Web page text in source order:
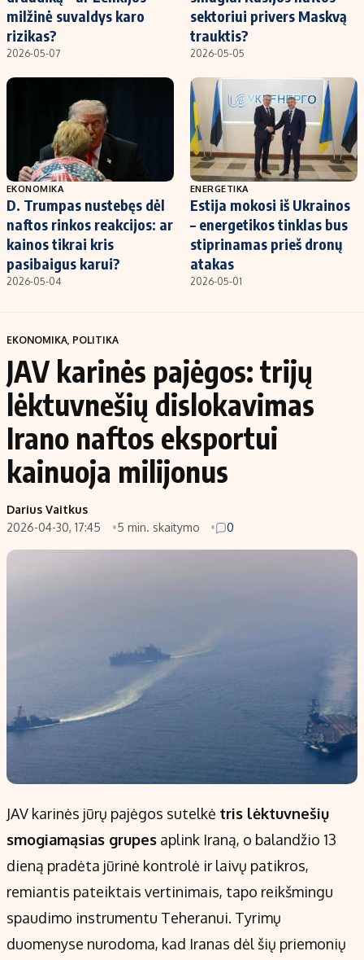
milžinė suvaldys karo
rizikas?
2026-05-07
sektoriui privers Maskvą
trauktis?
2026-05-05
EKONOMIKA
D. Trumpas nustebęs dėl
naftos rinkos reakcijos: ar
kainos tikrai kris
pasibaigus karui?
2026-05-04
ENERGETIKA
Estija mokosi iš Ukrainos
– energetikos tinklas bus
stiprinamas prieš dronų
atakas
2026-05-01
EKONOMIKA, POLITIKA
JAV karinės pajėgos: trijų
lėktuvnešių dislokavimas
Irano naftos eksportui
kainuoja milijonus
Darius Vaitkus
2026-04-30, 17:45
5 min. skaitymo 0
JAV karinės jūrų pajėgos sutelkė tris lėktuvnešių
smogiamąsias grupes aplink Iraną, o balandžio 13
dieną pradėta jūrinė kontrolė ir laivų patikros,
remiantis pateiktais vertinimais, tapo reikšmingu
spaudimo instrumentu Teheranui. Tyrimų
duomenyse nurodoma, kad Iranas dėl šių priemonių